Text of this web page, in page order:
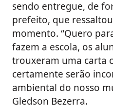
sendo entregue, de
prefeito, que
momento. “Quero
fazem a escola, os
trouxeram uma carta
certamente serão
ambiental do nosso
Gledson Bezerra.